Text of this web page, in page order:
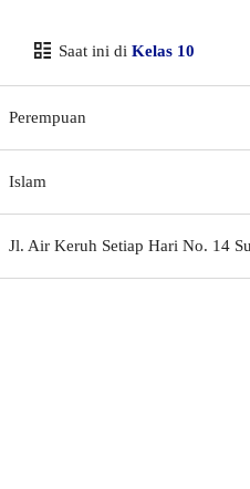
Saat ini di Kelas 10
Perempuan
Islam
Jl. Air Keruh Setiap Hari No. 14